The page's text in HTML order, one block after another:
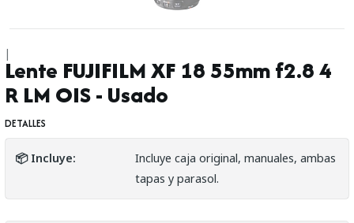
|
Lente FUJIFILM XF 18 55mm f2.8 4
R LM OIS - Usado
DETALLES
📦 Incluye:
Incluye caja original, manuales, ambas
tapas y parasol.